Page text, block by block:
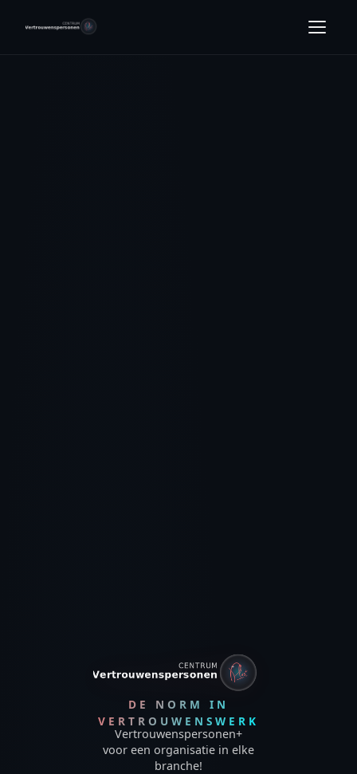
DE NORM IN
VERTROUWENSWERK
Vertrouwenspersonen+
voor een organisatie in elke
branche!